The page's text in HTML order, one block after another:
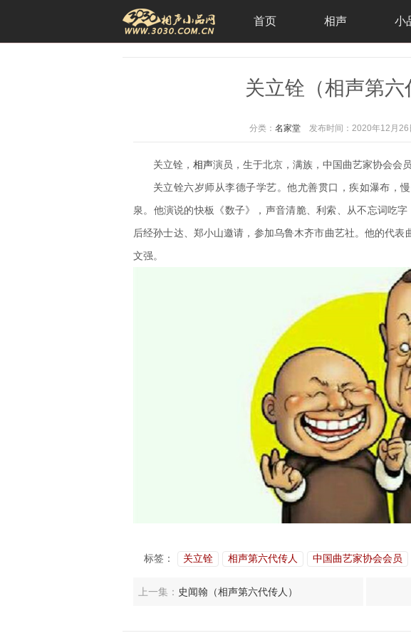
首页 相声 小
关立铨（相声第六
分类： 名家堂 发布时间：2020年12月26
关立铨， 相声演员，生于北京，满族，中国曲艺家协会会
关立铨六岁师从李德子学艺。他尤善贯口，疾如瀑布，
泉。 他演说的快板《数子》，声音清脆、利索、从不忘词吃字
后经孙士达、郑小山邀请，参加乌鲁木齐市曲艺社。他的代表
文强。
标签： 关立铨 相声第六代传人 中国曲艺家协会会员
上一集： 史闻翰（相声第六代传人）